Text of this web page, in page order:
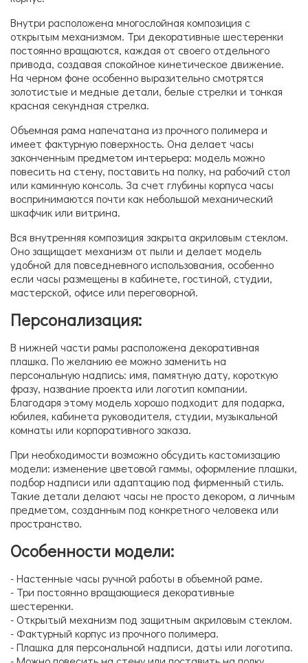
Внутри расположена многослойная композиция с
открытым механизмом. Три декоративные шестеренки
постоянно вращаются, каждая от своего отдельного
привода, создавая спокойное кинетическое движение.
На черном фоне особенно выразительно смотрятся
золотистые и медные детали, белые стрелки и тонкая
красная секундная стрелка.
Объемная рама напечатана из прочного полимера и
имеет фактурную поверхность. Она делает часы
законченным предметом интерьера: модель можно
повесить на стену, поставить на полку, на рабочий стол
или каминную консоль. За счет глубины корпуса часы
воспринимаются почти как небольшой механический
шкафчик или витрина.
Вся внутренняя композиция закрыта акриловым стеклом.
Оно защищает механизм от пыли и делает модель
удобной для повседневного использования, особенно
если часы размещены в кабинете, гостиной, студии,
мастерской, офисе или переговорной.
Персонализация:
В нижней части рамы расположена декоративная
плашка. По желанию ее можно заменить на
персональную надпись: имя, памятную дату, короткую
фразу, название проекта или логотип компании.
Благодаря этому модель хорошо подходит для подарка,
юбилея, кабинета руководителя, студии, музыкальной
комнаты или корпоративного заказа.
При необходимости возможно обсудить кастомизацию
модели: изменение цветовой гаммы, оформление плашки,
подбор надписи или адаптацию под фирменный стиль.
Такие детали делают часы не просто декором, а личным
предметом, созданным под конкретного человека или
пространство.
Особенности модели:
- Настенные часы ручной работы в объемной раме.
- Три постоянно вращающиеся декоративные
шестеренки.
- Открытый механизм под защитным акриловым стеклом.
- Фактурный корпус из прочного полимера.
- Плашка для персональной надписи, даты или логотипа.